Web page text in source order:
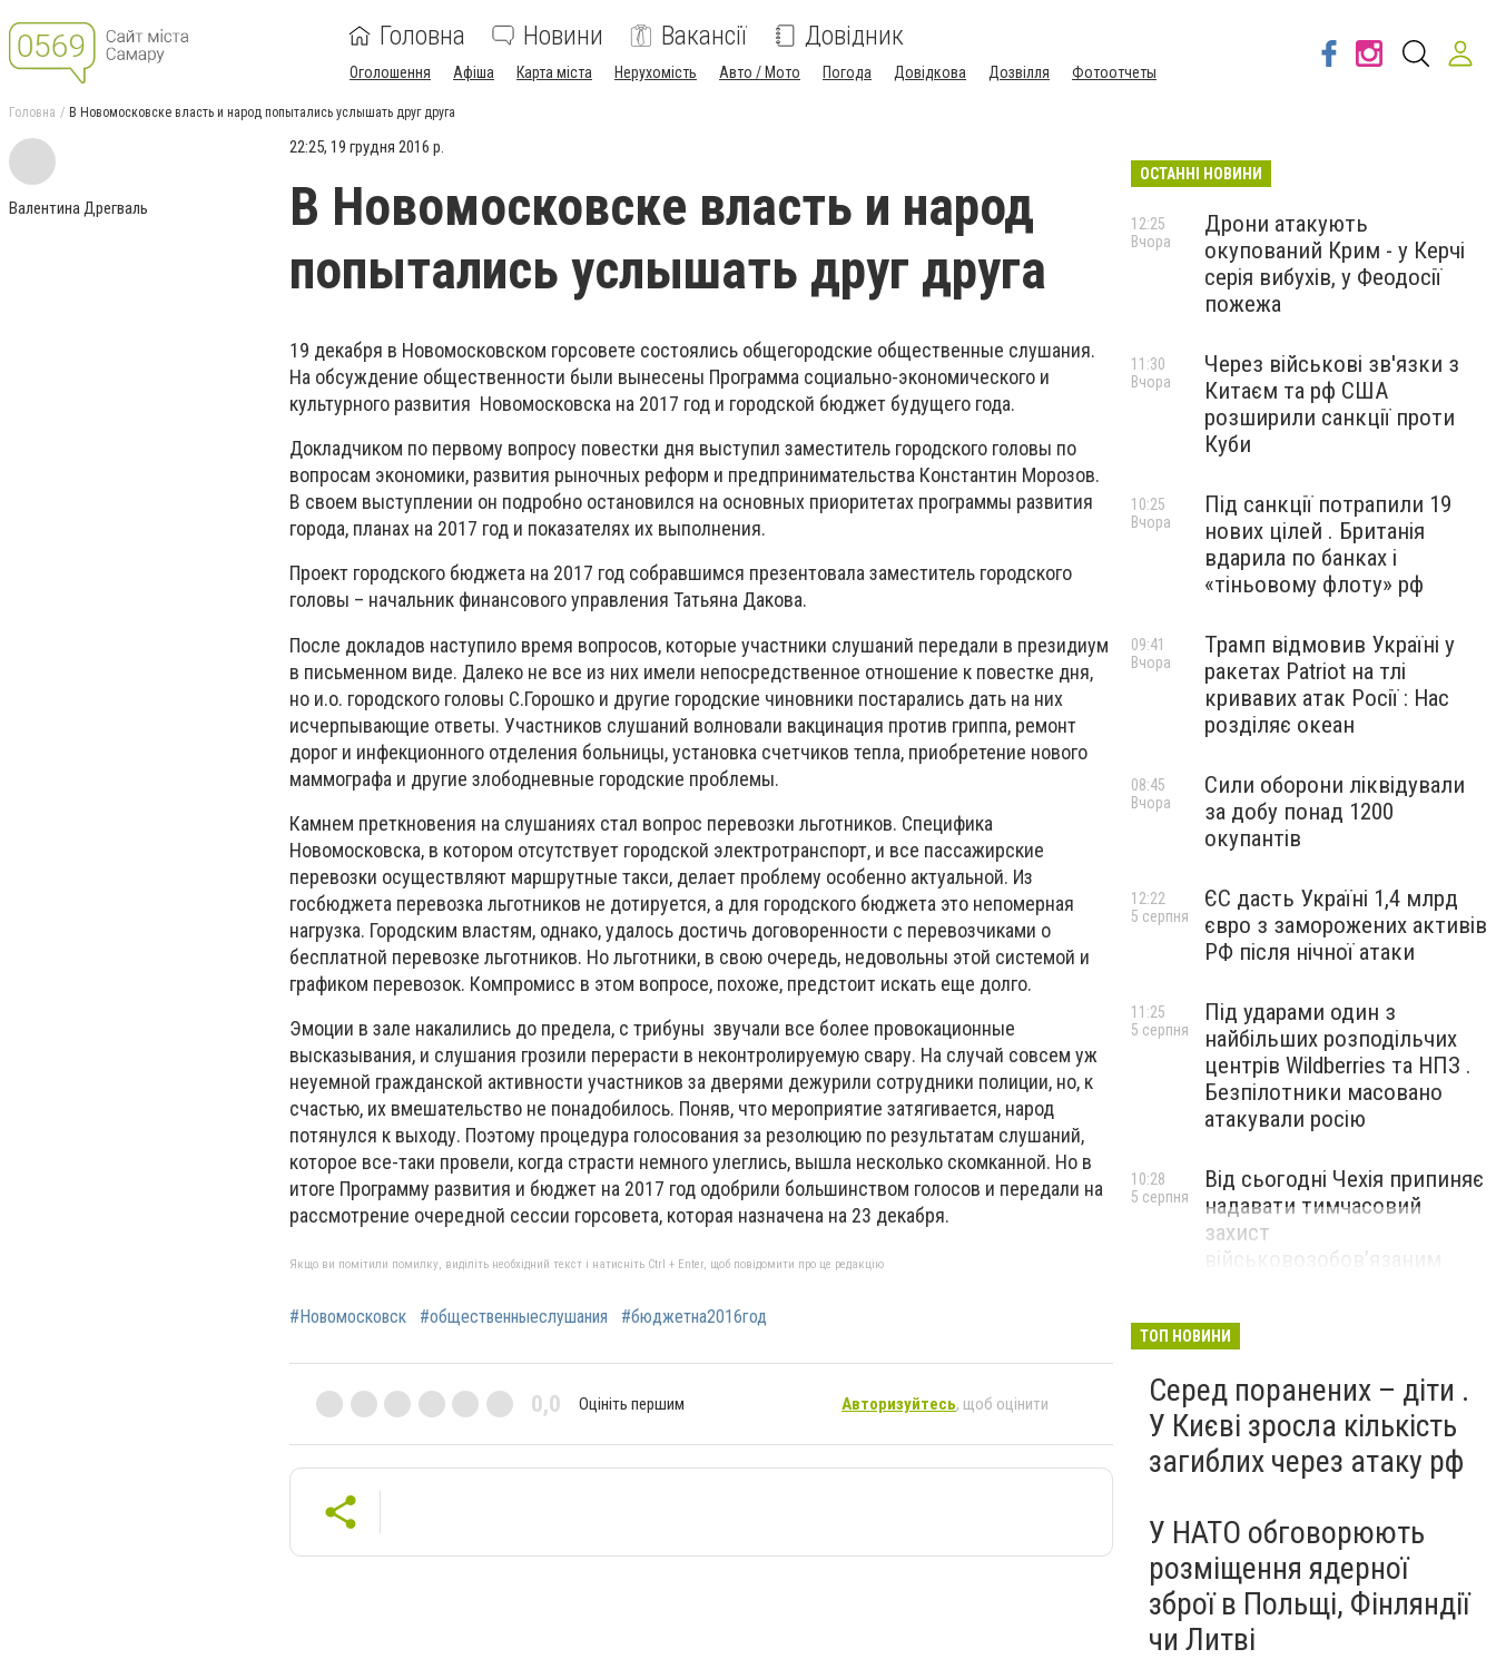
Головна Новини Вакансії Довідник
Оголошення Афіша Карта міста Нерухомість Авто / Мото Погода Довідкова Дозвілля Фотоотчеты
Головна В Новомосковске власть и народ попытались услышать друг друга
Валентина Дрегваль
22:25, 19 грудня 2016 р.
В Новомосковске власть и народ
попытались услышать друг друга
19 декабря в Новомосковском горсовете состоялись общегородские общественные слушания.
На обсуждение общественности были вынесены Программа социально-экономического и
культурного развития Новомосковска на 2017 год и городской бюджет будущего года.
Докладчиком по первому вопросу повестки дня выступил заместитель городского головы по
вопросам экономики, развития рыночных реформ и предпринимательства Константин Морозов.
В своем выступлении он подробно остановился на основных приоритетах программы развития
города, планах на 2017 год и показателях их выполнения.
Проект городского бюджета на 2017 год собравшимся презентовала заместитель городского
головы – начальник финансового управления Татьяна Дакова.
После докладов наступило время вопросов, которые участники слушаний передали в президиум
в письменном виде. Далеко не все из них имели непосредственное отношение к повестке дня,
но и.о. городского головы С.Горошко и другие городские чиновники постарались дать на них
исчерпывающие ответы. Участников слушаний волновали вакцинация против гриппа, ремонт
дорог и инфекционного отделения больницы, установка счетчиков тепла, приобретение нового
маммографа и другие злободневные городские проблемы.
Камнем преткновения на слушаниях стал вопрос перевозки льготников. Специфика
Новомосковска, в котором отсутствует городской электротранспорт, и все пассажирские
перевозки осуществляют маршрутные такси, делает проблему особенно актуальной. Из
госбюджета перевозка льготников не дотируется, а для городского бюджета это непомерная
нагрузка. Городским властям, однако, удалось достичь договоренности с перевозчиками о
бесплатной перевозке льготников. Но льготники, в свою очередь, недовольны этой системой и
графиком перевозок. Компромисс в этом вопросе, похоже, предстоит искать еще долго.
Эмоции в зале накалились до предела, с трибуны звучали все более провокационные
высказывания, и слушания грозили перерасти в неконтролируемую свару. На случай совсем уж
неуемной гражданской активности участников за дверями дежурили сотрудники полиции, но, к
счастью, их вмешательство не понадобилось. Поняв, что мероприятие затягивается, народ
потянулся к выходу. Поэтому процедура голосования за резолюцию по результатам слушаний,
которое все-таки провели, когда страсти немного улеглись, вышла несколько скомканной. Но в
итоге Программу развития и бюджет на 2017 год одобрили большинством голосов и передали на
рассмотрение очередной сессии горсовета, которая назначена на 23 декабря.
Якщо ви помітили помилку, виділіть необхідний текст і натисніть Ctrl + Enter, щоб повідомити про це редакцію
#Новомосковск #общественныеслушания #бюджетна2016год
0,0 Оцініть першим Авторизуйтесь, щоб оцінити
ОСТАННІ НОВИНИ
Дрони атакують
окупований Крим - у Керчі
серія вибухів, у Феодосії
пожежа
12:25
Вчора
Через військові зв'язки з
Китаєм та рф США
розширили санкції проти
Куби
11:30
Вчора
Під санкції потрапили 19
нових цілей . Британія
вдарила по банках і
«тіньовому флоту» рф
10:25
Вчора
Трамп відмовив Україні у
ракетах Patriot на тлі
кривавих атак Росії : Нас
розділяє океан
09:41
Вчора
Сили оборони ліквідували
за добу понад 1200
окупантів
08:45
Вчора
ЄС дасть Україні 1,4 млрд
євро з заморожених активів
РФ після нічної атаки
12:22
5 серпня
Під ударами один з
найбільших розподільчих
центрів Wildberries та НПЗ .
Безпілотники масовано
атакували росію
11:25
5 серпня
Від сьогодні Чехія припиняє
надавати тимчасовий
захист
військовозобов’язаним
10:28
5 серпня
ТОП НОВИНИ
Серед поранених – діти .
У Києві зросла кількість
загиблих через атаку рф
У НАТО обговорюють
розміщення ядерної
зброї в Польщі, Фінляндії
чи Литві